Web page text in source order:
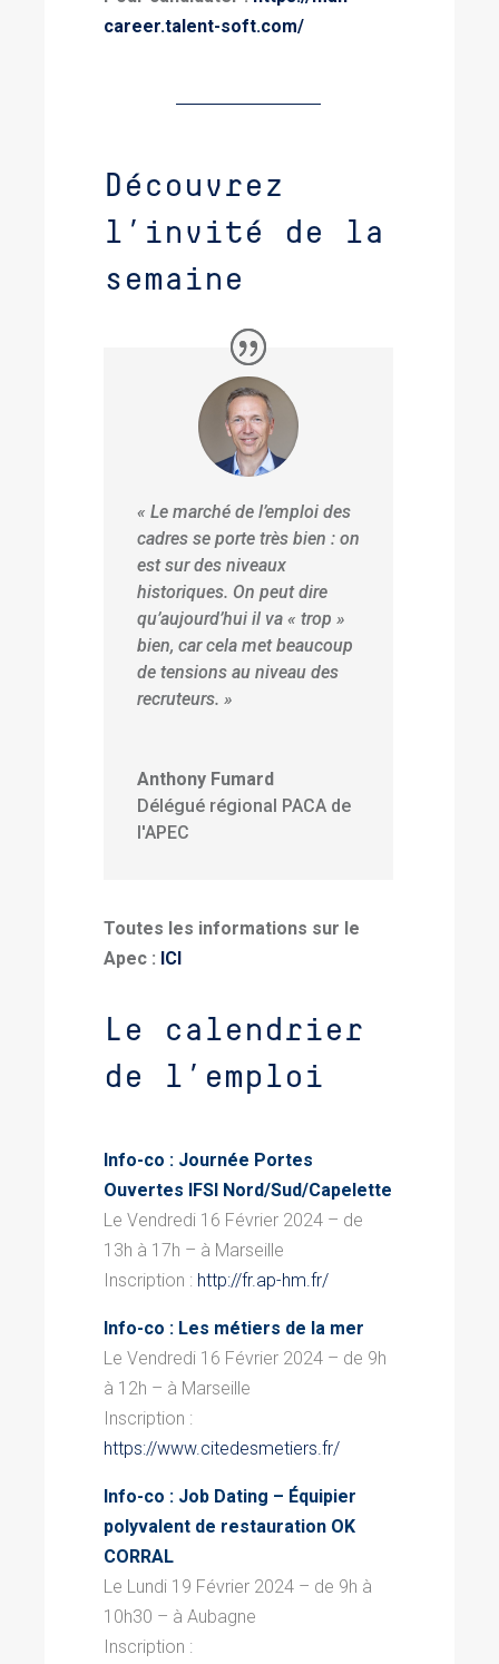
career.talent-soft.com/
Découvrez
l’invité de la
semaine
« Le marché de l’emploi des
cadres se porte très bien : on
est sur des niveaux
historiques. On peut dire
qu’aujourd’hui il va « trop »
bien, car cela met beaucoup
de tensions au niveau des
recruteurs. »
Anthony Fumard
Délégué régional PACA de
l'APEC
Toutes les informations sur le
Apec : ICI
Le calendrier
de l’emploi
Info-co : Journée Portes
Ouvertes IFSI Nord/Sud/Capelette
Le Vendredi 16 Février 2024 – de
13h à 17h – à Marseille
Inscription : http://fr.ap-hm.fr/
Info-co : Les métiers de la mer
Le Vendredi 16 Février 2024– de 9h
à 12h – à Marseille
Inscription :
https://www.citedesmetiers.fr/
Info-co : Job Dating – Équipier
polyvalent de restauration OK
CORRAL
Le Lundi 19 Février 2024 – de 9h à
10h30 – à Aubagne
Inscription :